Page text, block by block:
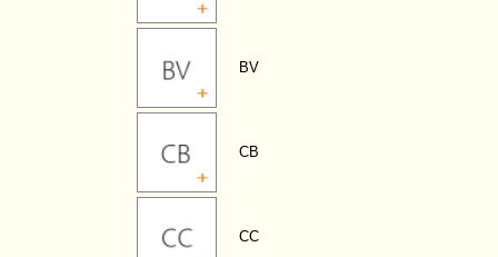
BV
CB
CC